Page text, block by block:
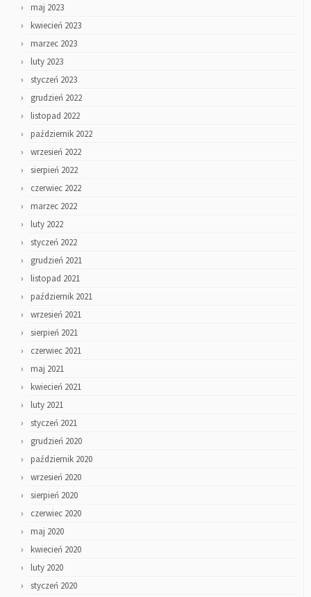
maj 2023
kwiecień 2023
marzec 2023
luty 2023
styczeń 2023
grudzień 2022
listopad 2022
październik 2022
wrzesień 2022
sierpień 2022
czerwiec 2022
marzec 2022
luty 2022
styczeń 2022
grudzień 2021
listopad 2021
październik 2021
wrzesień 2021
sierpień 2021
czerwiec 2021
maj 2021
kwiecień 2021
luty 2021
styczeń 2021
grudzień 2020
październik 2020
wrzesień 2020
sierpień 2020
czerwiec 2020
maj 2020
kwiecień 2020
luty 2020
styczeń 2020